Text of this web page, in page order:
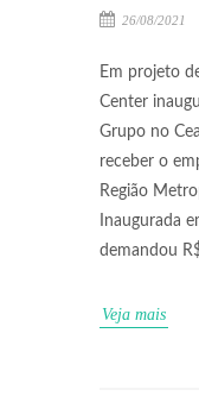
26/08/2021
Em projeto
Center
Grupo no
receber o
Região
Inaugurada
demandou
Veja mais